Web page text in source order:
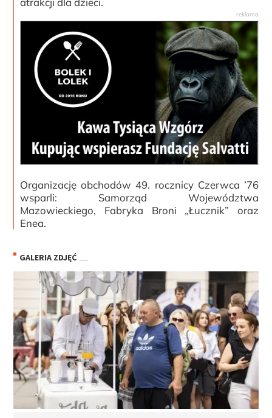
Organizację obchodów 49. rocznicy Czerwca ’76
wsparli: Samorząd Województwa
Mazowieckiego, Fabryka Broni „Łucznik” oraz
Enea.
GALERIA ZDJĘĆ